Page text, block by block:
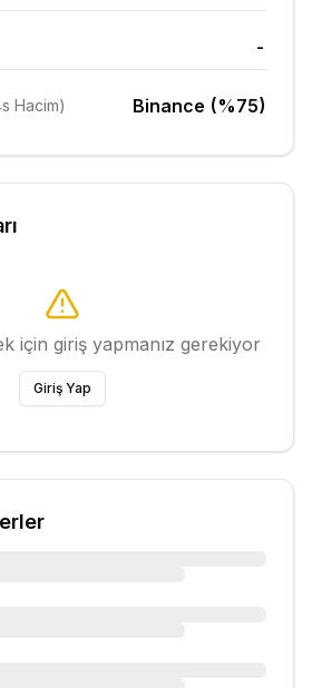
-
Hacim) Binance (%75)
için giriş yapmanız gerekiyor
Giriş Yap